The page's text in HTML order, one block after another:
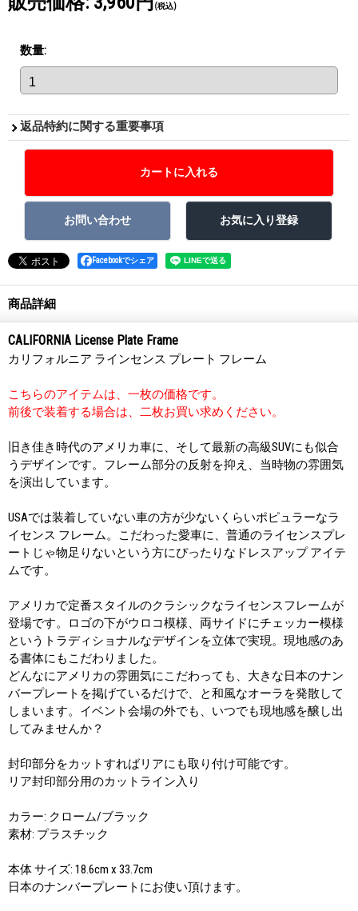
(税込)
数量:
返品特約に関する重要事項
Facebookでシェア
商品詳細
CALIFORNIA License Plate Frame
カリフォルニア ラインセンス プレート フレーム
こちらのアイテムは、一枚の価格です。
前後で装着する場合は、二枚お買い求めください。
旧き佳き時代のアメリカ車に、そして最新の高級SUVにも似合
うデザインです。フレーム部分の反射を抑え、当時物の雰囲気
を演出しています。
USAでは装着していない車の方が少ないくらいポピュラーなラ
イセンス フレーム。こだわった愛車に、普通のライセンスプレ
ートじゃ物足りないという方にぴったりなドレスアップ アイテ
ムです。
アメリカで定番スタイルのクラシックなライセンスフレームが
登場です。ロゴの下がウロコ模様、両サイドにチェッカー模様
というトラディショナルなデザインを立体で実現。現地感のあ
る書体にもこだわりました。
どんなにアメリカの雰囲気にこだわっても、大きな日本のナン
バープレートを掲げているだけで、と和風なオーラを発散して
しまいます。イベント会場の外でも、いつでも現地感を醸し出
してみませんか？
封印部分をカットすればリアにも取り付け可能です。
リア封印部分用のカットライン入り
カラー: クローム/ブラック
素材: プラスチック
本体 サイズ: 18.6cm x 33.7cm
日本のナンバープレートにお使い頂けます。